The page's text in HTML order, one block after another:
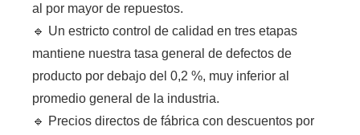
al por mayor de repuestos.
🔹 Un estricto control de calidad en tres etapas
mantiene nuestra tasa general de defectos de
producto por debajo del 0,2 %, muy inferior al
promedio general de la industria.
🔹 Precios directos de fábrica con descuentos por